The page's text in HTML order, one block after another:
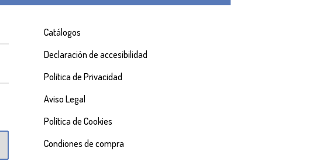
Catálogos
Declaración de accesibilidad
Política de Privacidad
Aviso Legal
Política de Cookies
Condiones de compra